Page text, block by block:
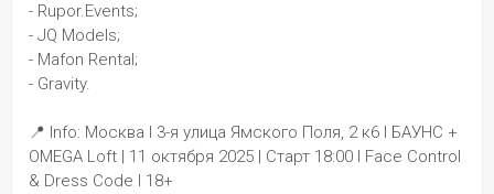
- Rupor.Events;
- JQ Models;
- Mafon Rental;
- Gravity.
📍 Info: Москва I 3-я улица Ямского Поля, 2 к6 I БАУНС +
OMEGA Loft | 11 октября 2025 | Старт 18:00 I Face Control
& Dress Code I 18+